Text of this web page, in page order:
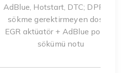
AdBlue, Hotstart, DTC; DPF için
sökme gerektirmeyen dosya;
EGR aktüatör + AdBlue pompa
sökümü notu